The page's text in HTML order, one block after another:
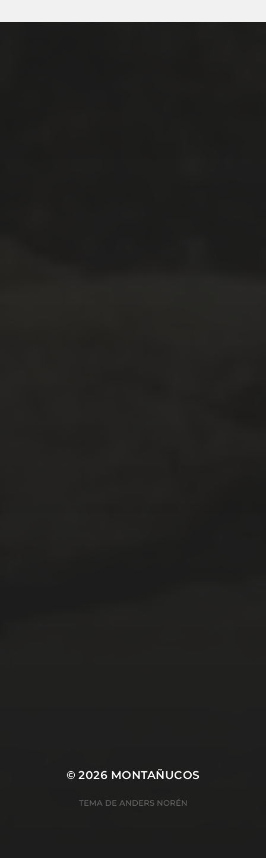
© 2026 MONTAÑUCOS
TEMA DE ANDERS NORÉN